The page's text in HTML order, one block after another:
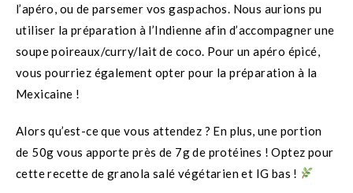
l’apéro, ou de parsemer vos gaspachos. Nous aurions pu
utiliser la préparation à l’Indienne afin d’accompagner une
soupe poireaux/curry/lait de coco. Pour un apéro épicé,
vous pourriez également opter pour la préparation à la
Mexicaine !
Alors qu’est-ce que vous attendez ? En plus, une portion
de 50g vous apporte près de 7g de protéines ! Optez pour
cette recette de granola salé végétarien et IG bas !